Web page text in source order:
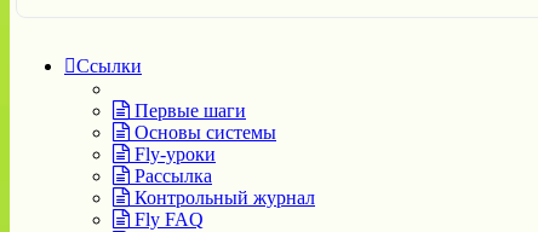
Ссылки
Первые шаги
Основы системы
Fly-уроки
Рассылка
Контрольный журнал
Fly FAQ